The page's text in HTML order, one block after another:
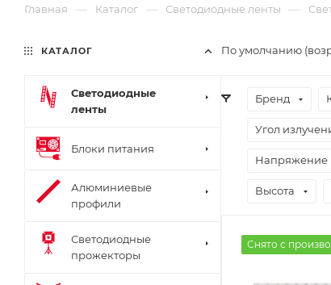
Главная — Каталог — Светодиодные ленты —
По умолчанию
Бренд
Угол
Напряжение
Высота
Снято с
КАТАЛОГ
Светодиодные
ленты
Блоки питания
Алюминиевые
профили
Светодиодные
прожекторы